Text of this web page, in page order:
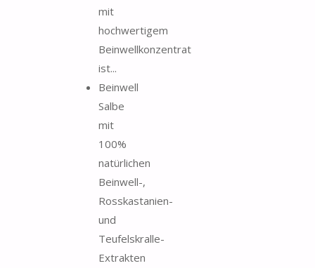
mit
hochwertigem
Beinwellkonzentrat
ist...
Beinwell
Salbe
mit
100%
natürlichen
Beinwell-,
Rosskastanien-
und
Teufelskralle-
Extrakten